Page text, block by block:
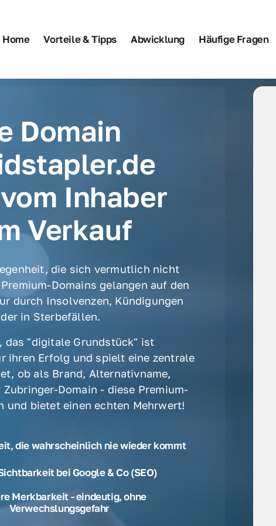
Home Vorteile & Tipps Abwicklung Häufige Fragen
Domain
Inhaber
Verkauf
die sich vermutlich nicht
Domains gelangen auf den
durch Insolvenzen, Kündigungen
in Sterbefällen.
das "digitale Grundstück" ist
ihren Erfolg und spielt eine zentrale
ob als Brand, Alternativname,
Zubringer-Domain - diese Premium-
und bietet einen echten Mehrwert!
die wahrscheinlich nie wieder kommt
bei Google & Co (SEO)
Merkbarkeit - eindeutig, ohne
Verwechslungsgefahr